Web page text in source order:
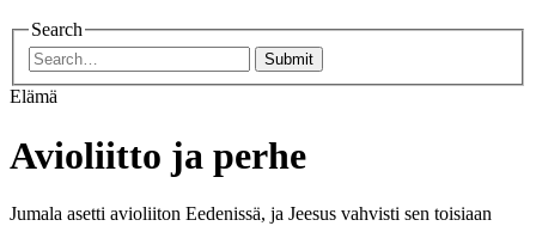
Search
Submit
Elämä
Avioliitto ja perhe
Jumala asetti avioliiton Eedenissä, ja Jeesus vahvisti sen toisiaan